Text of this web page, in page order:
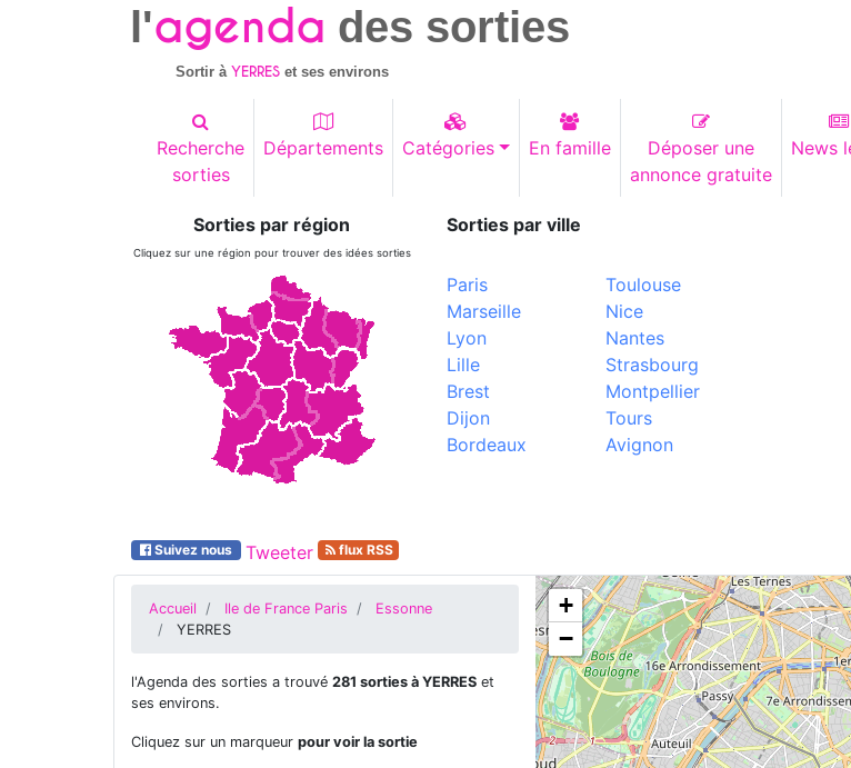
l'agenda des sorties
Sortir àYERRES et ses environs
Recherche
sorties
Départements Catégories En famille
Déposer une
annonce gratuite
News
Sorties par région
Cliquez sur une région pour trouver des idées sorties
Sorties par ville
Paris
Marseille
Lyon
Lille
Brest
Dijon
Bordeaux
Toulouse
Nice
Nantes
Strasbourg
Montpellier
Tours
Avignon
Suivez nous Tweeter flux RSS
Accueil Ile de France Paris
Essonne
YERRES
l'Agenda des sorties a trouvé 281 sorties à YERRES et
ses environs.
Cliquez sur un marqueur pour voir la sortie
+
−